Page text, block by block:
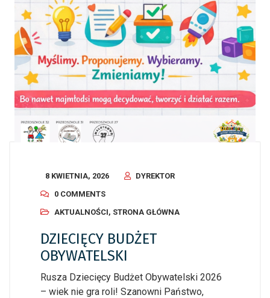
8 KWIETNIA, 2026
DYREKTOR
0 COMMENTS
AKTUALNOŚCI, STRONA GŁÓWNA
DZIECIĘCY BUDŻET
OBYWATELSKI
Rusza Dziecięcy Budżet Obywatelski 2026
– wiek nie gra roli! Szanowni Państwo,